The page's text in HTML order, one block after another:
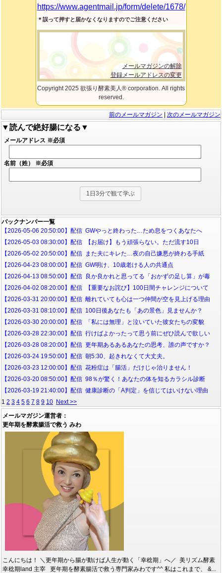
https://www.agentmail.jp/form/delete/1678/
＊誤って押すと届かなくなりますのでご注意ください
メールマガジンの解除
登録メールアドレスの変更
Copyright 2025 欲張り酵素美人® corporation. All rights
reserved.
前のメールマガジン 次のメールマガジン
▼読んで絶好腸になる▼
メールアドレス ※必須
名前（姓） ※必須
バックナンバー一覧
【2026-05-06 20:50:00】配信 GWやっと終わった…ため息をつくあなたへ
【2026-05-03 08:30:00】配信 【お届け】もう頑張らない。ただ流す10日
【2026-05-02 20:50:00】配信 また夫にキレた…夜の自己嫌悪が終わる手紙
【2026-04-23 08:00:00】配信 GW明け、10歳老ける人の共通点
【2026-04-13 08:50:00】配信 良か良かれと思ってる「おかずの足し算」が毒
【2026-04-02 08:20:00】配信 【重要なお詫び】100日間チャレンジについて
【2026-03-31 20:00:00】配信 離れていても心は一つ仲間が空を見上げる理由
【2026-03-31 08:10:00】配信 100日後あなたも「あの景色」見ませんか？
【2026-03-30 20:00:00】配信 「私には無理」と泣いていた彼女たちの変貌
【2026-03-28 22:30:00】配信 行けばよかったって思う前にぜひ読んで欲しい
【2026-03-28 08:20:00】配信 更年期あるあるあなたの思考、誰の声ですか？
【2026-03-24 19:50:00】配信 朝5:30、起きれなくて大丈夫。
【2026-03-23 12:00:00】配信 花粉症は「腸活」だけじゃ治りません！
【2026-03-20 08:50:00】配信 98％が驚く！あなたの体を知るカラシル診断
【2026-03-19 21:40:00】配信 健康診断の「A判定」を信じてはいけない理由
1 2 3 4 5 6 7 8 9 10 Next >>
メールマガジン運営者：
更年期を酵素腸活で救う みわ
こんにちは！ ＼更年期から腸が動けば人生が動く「幸稔期」へ／ 美リズム酵素
幸稔期land 主宰 更年期を酵素腸活で救う専門家みわです^^ 私はこれまで、 &...